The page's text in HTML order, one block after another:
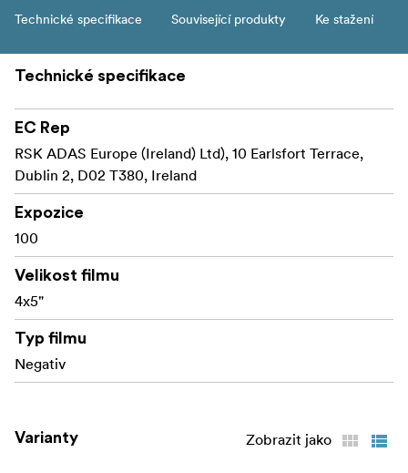
Technické specifikace Související produkty Ke stažení
Technické specifikace
EC Rep
RSK ADAS Europe (Ireland) Ltd), 10 Earlsfort Terrace,
Dublin 2, D02 T380, Ireland
Expozice
100
Velikost filmu
4x5"
Typ filmu
Negativ
Varianty Zobrazit jako